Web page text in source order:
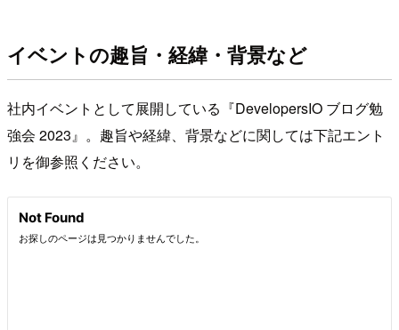
イベントの趣旨・経緯・背景など
社内イベントとして展開している『DevelopersIO ブログ勉
強会 2023』。趣旨や経緯、背景などに関しては下記エント
リを御参照ください。